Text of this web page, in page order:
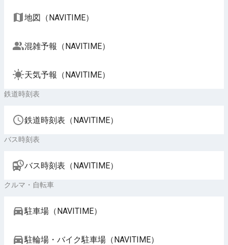
地図（NAVITIME）
混雑予報（NAVITIME）
天気予報（NAVITIME）
鉄道時刻表
鉄道時刻表（NAVITIME）
バス時刻表
バス時刻表（NAVITIME）
クルマ・自転車
駐車場（NAVITIME）
駐輪場・バイク駐車場（NAVITIME）